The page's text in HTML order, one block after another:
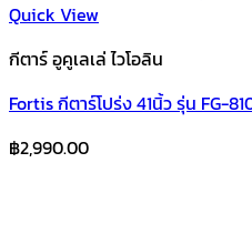
Quick View
กีตาร์ อูคูเลเล่ ไวโอลิน
Fortis กีตาร์โปร่ง 41นิ้ว รุ่น FG-
฿2,990.00